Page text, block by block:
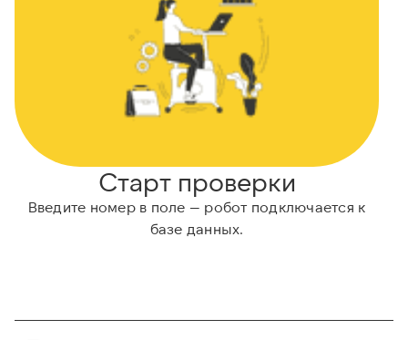
Старт проверки
Введите номер в поле — робот подключается к
базе данных.